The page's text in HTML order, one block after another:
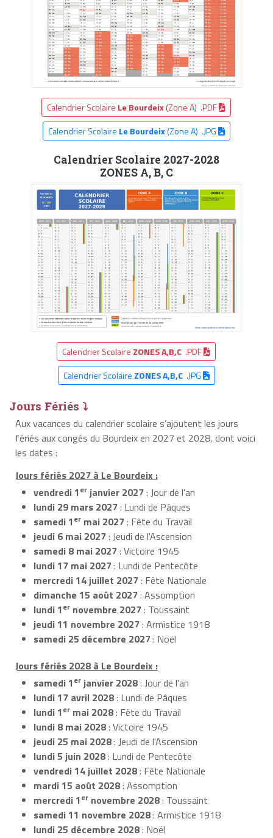
Calendrier Scolaire Le Bourdeix(Zone A) .PDF
Calendrier Scolaire Le Bourdeix(Zone A) .JPG
Calendrier Scolaire 2027-2028
ZONES A, B, C
Calendrier Scolaire ZONES A,B,C .PDF
Calendrier Scolaire ZONES A,B,C.JPG
Jours Fériés ⤵
Aux vacances du calendrier scolaire s’ajoutent les jours
fériés aux congés du Bourdeix en 2027 et 2028, dont voici
les dates :
Jours fériés 2027 à Le Bourdeix :
vendredi 1er janvier 2027: Jour de l'an
lundi 29 mars 2027: Lundi de Pâques
samedi 1er mai 2027: Fête du Travail
jeudi 6 mai 2027: Jeudi de l'Ascension
samedi 8 mai 2027: Victoire 1945
lundi 17 mai 2027: Lundi de Pentecôte
mercredi 14 juillet 2027: Fête Nationale
dimanche 15 août 2027: Assomption
lundi 1er novembre 2027: Toussaint
jeudi 11 novembre 2027: Armistice 1918
samedi 25 décembre 2027: Noël
Jours fériés 2028 à Le Bourdeix :
samedi 1er janvier 2028: Jour de l'an
lundi 17 avril 2028: Lundi de Pâques
lundi 1er mai 2028: Fête du Travail
lundi 8 mai 2028: Victoire 1945
jeudi 25 mai 2028: Jeudi de l'Ascension
lundi 5 juin 2028: Lundi de Pentecôte
vendredi 14 juillet 2028: Fête Nationale
mardi 15 août 2028: Assomption
mercredi 1er novembre 2028: Toussaint
samedi 11 novembre 2028: Armistice 1918
lundi 25 décembre 2028: Noël